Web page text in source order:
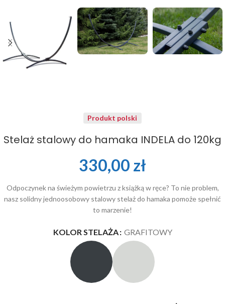
Produkt polski
Stelaż stalowy do hamaka INDELA do 120kg
330,00 zł
Odpoczynek na świeżym powietrzu z książką w ręce? To nie problem,
nasz solidny jednoosobowy stalowy stelaż do hamaka pomoże spełnić
to marzenie!
KOLOR STELAŻA GRAFITOWY